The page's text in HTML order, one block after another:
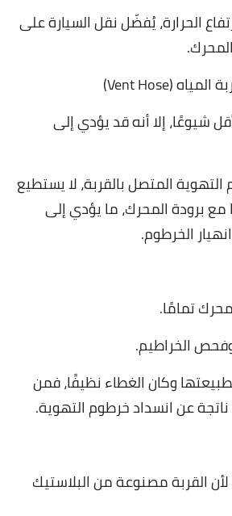
الحرارة، يُفضّل نقل السيارة على
شيوعًا، إلا أنه قد يؤدي إلى
المتصل بالقربة، لا يستطيع
مع برودة المحرك، ما يؤدي إلى
الخرطوم.
تمامًا.
وفحص الخراطيم.
وكان الغطاء نظيفًا، فمن
عن انسداد خرطوم التهوية.
القربة مصنوعة من البلاستيك